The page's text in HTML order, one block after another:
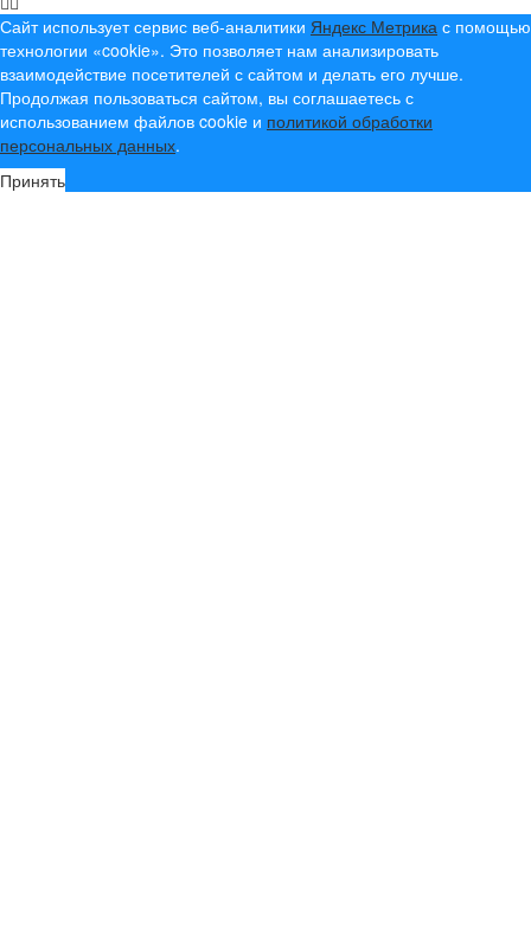
Сайт использует сервис веб-аналитики Яндекс Метрика с помощью
технологии «cookie». Это позволяет нам анализировать
взаимодействие посетителей с сайтом и делать его лучше.
Продолжая пользоваться сайтом, вы соглашаетесь с
использованием файлов cookie и политикой обработки
персональных данных.
Принять